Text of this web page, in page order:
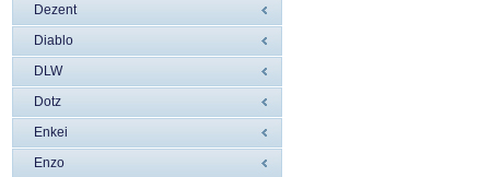
Dezent
Diablo
DLW
Dotz
Enkei
Enzo